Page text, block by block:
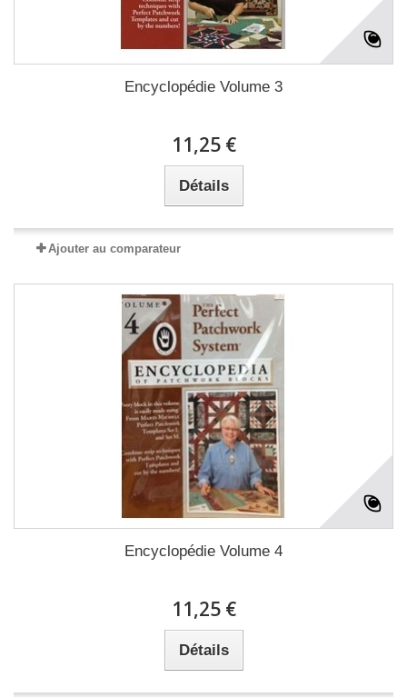
Encyclopédie Volume 3
11,25 €
Détails
Ajouter au comparateur
Encyclopédie Volume 4
11,25 €
Détails